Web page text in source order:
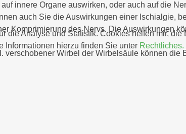
innere Organe auswirken, oder auch auf die
auch Sie die Auswirkungen einer Ischialgie,
Komprimierung des Nervs. Die Auswirkungen
verschobener Wirbel der Wirbelsäule können die
die Analyse und Statistik. Cookies helfen mir,
Informationen hierzu finden Sie unter Rechtliches.